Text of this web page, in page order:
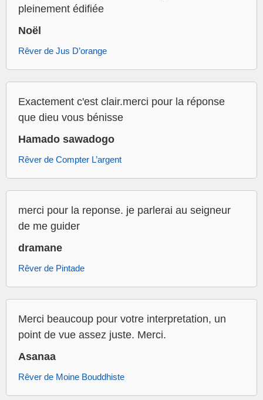
pleinement édifiée
Noël
Rêver de Jus D’orange
Exactement c'est clair.merci pour la réponse
que dieu vous bénisse
Hamado sawadogo
Rêver de Compter L’argent
merci pour la reponse. je parlerai au seigneur
de me guider
dramane
Rêver de Pintade
Merci beaucoup pour votre interpretation, un
point de vue assez juste. Merci.
Asanaa
Rêver de Moine Bouddhiste